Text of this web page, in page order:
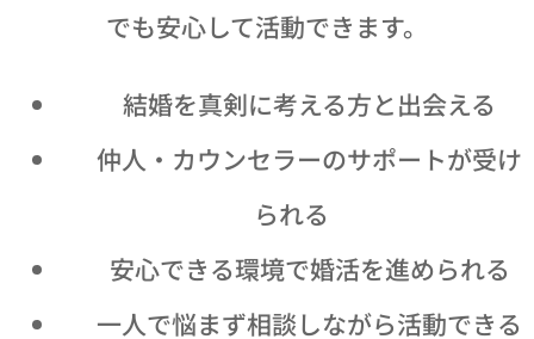
でも安心して活動できます。
✅ 結婚を真剣に考える方と出会える
✅ 仲人・カウンセラーのサポートが受け
られる
✅ 安心できる環境で婚活を進められる
✅ 一人で悩まず相談しながら活動できる